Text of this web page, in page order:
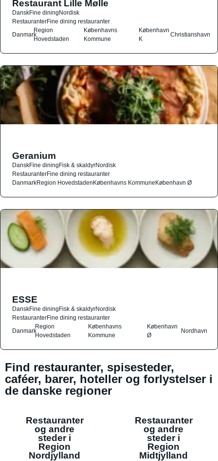
Restaurant Lille Mølle
DanskFine diningNordisk
RestauranterFine dining restauranter
Danmark
Region
Hovedstaden
Københavns
Kommune
København
K
Christianshavn
Geranium
DanskFine diningFisk & skaldyrNordisk
RestauranterFine dining restauranter
DanmarkRegion HovedstadenKøbenhavns KommuneKøbenhavn Ø
ESSE
DanskFine diningFisk & skaldyrNordisk
RestauranterFine dining restauranter
Danmark
Region
Hovedstaden
Københavns
Kommune
København
Ø
Nordhavn
Find restauranter, spisesteder,
caféer, barer, hoteller og forlystelser i
de danske regioner
Restauranter
og andre
steder i
Region
Nordjylland
Restauranter
og andre
steder i
Region
Midtjylland